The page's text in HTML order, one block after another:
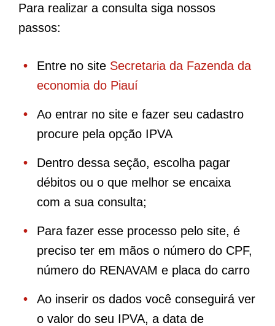
Para realizar a consulta siga nossos
passos:
Entre no site Secretaria da Fazenda da
economia do Piauí
Ao entrar no site e fazer seu cadastro
procure pela opção IPVA
Dentro dessa seção, escolha pagar
débitos ou o que melhor se encaixa
com a sua consulta;
Para fazer esse processo pelo site, é
preciso ter em mãos o número do CPF,
número do RENAVAM e placa do carro
Ao inserir os dados você conseguirá ver
o valor do seu IPVA, a data de